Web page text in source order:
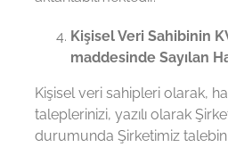
Kişisel Veri Sahibinin
maddesinde Sayılan
Kişisel veri sahipleri olarak,
taleplerinizi, yazılı olarak
durumunda Şirketimiz